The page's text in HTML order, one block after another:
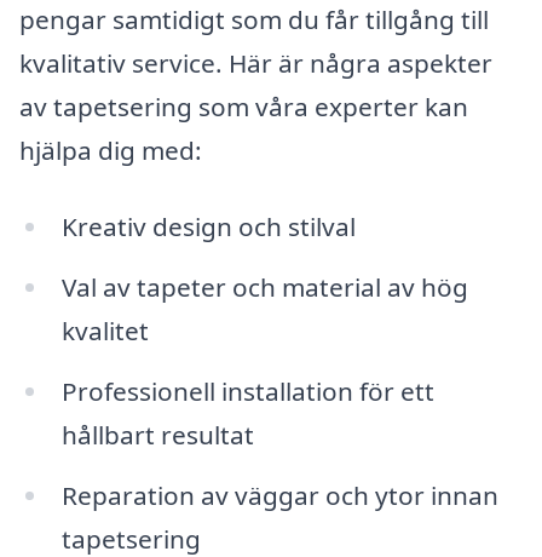
pengar samtidigt som du får tillgång till
kvalitativ service. Här är några aspekter
av tapetsering som våra experter kan
hjälpa dig med:
Kreativ design och stilval
Val av tapeter och material av hög
kvalitet
Professionell installation för ett
hållbart resultat
Reparation av väggar och ytor innan
tapetsering